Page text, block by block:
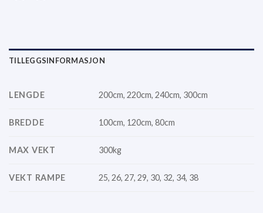
TILLEGGSINFORMASJON
LENGDE 200cm, 220cm, 240cm, 300cm
BREDDE 100cm, 120cm, 80cm
MAX VEKT 300kg
VEKT RAMPE 25, 26, 27, 29, 30, 32, 34, 38